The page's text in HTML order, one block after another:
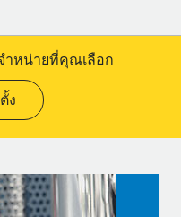
หน่ายที่คุณเลือก
ง